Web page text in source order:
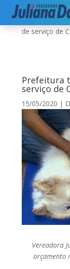
Início|
de serviço de
Prefeitura
serviço de
15/05/2020 |
Vereadora
orçamento